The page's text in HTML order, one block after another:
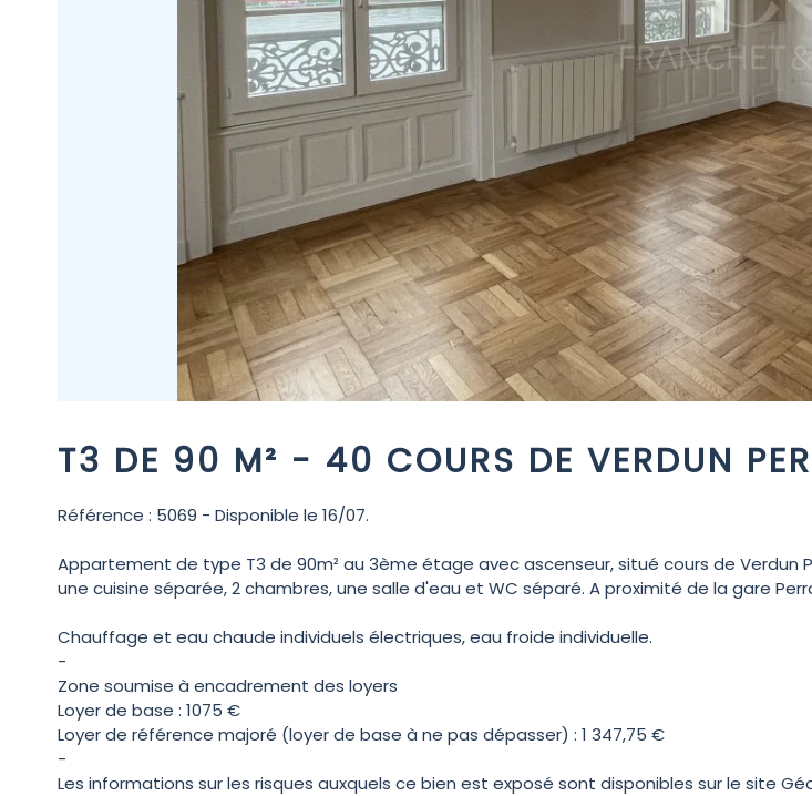
T3 DE 90 M² - 40 COURS DE VERDUN
Référence : 5069 - Disponible le 16/07.
Appartement de type T3 de 90m² au 3ème étage avec ascenseur, situé cours de Verdun
une cuisine séparée, 2 chambres, une salle d'eau et WC séparé. A proximité de la gare
Chauffage et eau chaude individuels électriques, eau froide individuelle.
-
Zone soumise à encadrement des loyers
Loyer de base : 1075 €
Loyer de référence majoré (loyer de base à ne pas dépasser) : 1 347,75 €
-
Les informations sur les risques auxquels ce bien est exposé sont disponibles sur le site